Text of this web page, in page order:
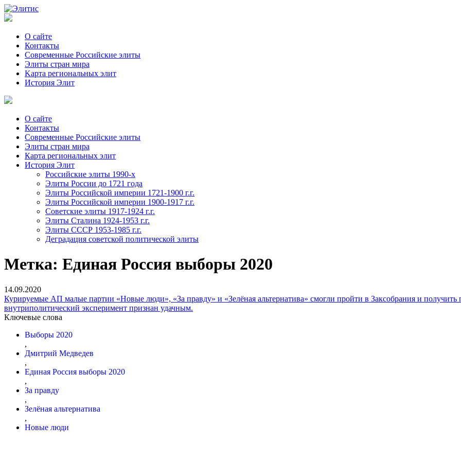
О сайте
Контакты
Современные Российские элиты
Элиты стран мира
Kартa региональных элит
История Элит
О сайте
Контакты
Современные Российские элиты
Элиты стран мира
Картa региональных элит
История Элит
Российские элиты 1990-х
Элиты России до 1721 года
Элиты Российской империи 1721-1900 г.г.
Элиты Российской империи 1900-1917 г.г.
Советские элиты 1917-1924 г.г.
Элиты Сталина 1924-1953 г.г.
Элиты СССР 1953-1985 г.г.
Деградация советской политической элиты
Метка: Единая Россия выборы 2020
14.09.2020
Курируемые АП малые партии «Новые люди», «За правду» и «Зелёная альтернатива» смогли пройти в Заксобрания и
внутриполитический эксперимент признан удачным.
Ключевые слова
Выборы 2020
,
Дмитрий Медведев
,
Единая Россия выборы 2020
,
За правду
,
Зелёная альтернатива
,
Новые люди